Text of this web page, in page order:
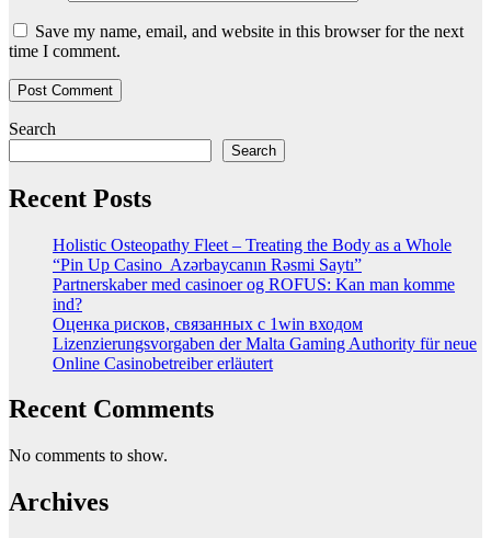
Save my name, email, and website in this browser for the next
time I comment.
Search
Search
Recent Posts
Holistic Osteopathy Fleet – Treating the Body as a Whole
“Pin Up Casino ️ Azərbaycanın Rəsmi Saytı”
Partnerskaber med casinoer og ROFUS: Kan man komme
ind?
Оценка рисков, связанных с 1win входом
Lizenzierungsvorgaben der Malta Gaming Authority für neue
Online Casinobetreiber erläutert
Recent Comments
No comments to show.
Archives